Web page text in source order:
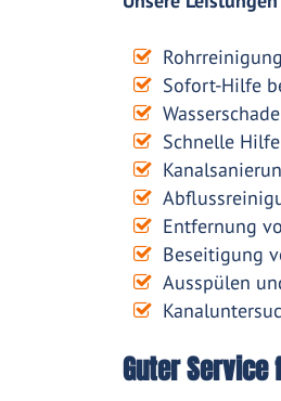
Sofort-Hilfe
Schnelle
Entfernung
Beseitigung
Ausspülen
Guter Service